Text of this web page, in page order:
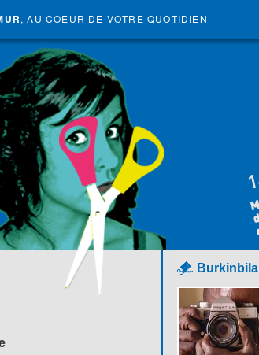
, AU COEUR DE VOTRE QUOTIDIEN
Burkinbila